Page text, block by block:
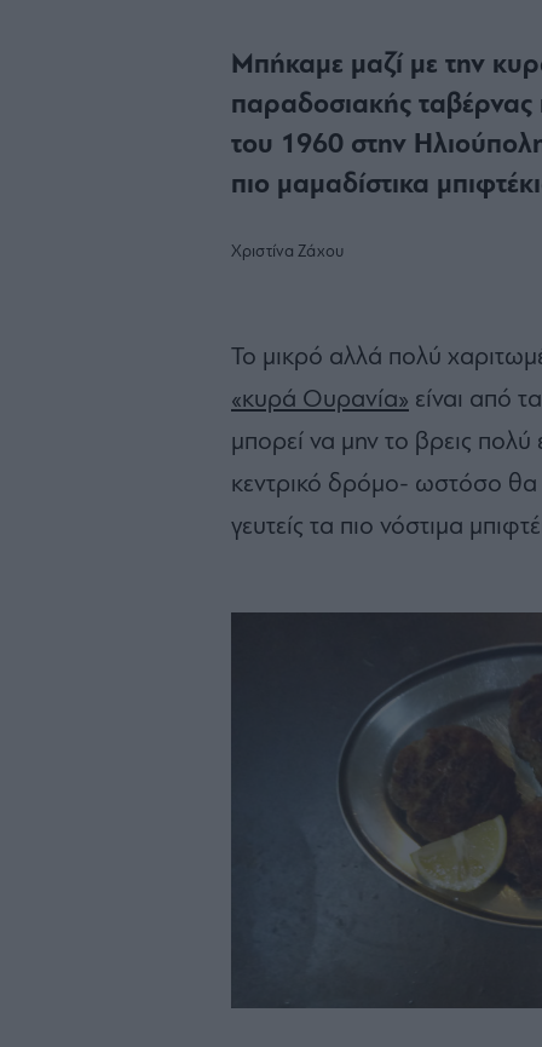
Μπήκαμε μαζί με την
παραδοσιακής ταβέρνας
του 1960 στην
πιο μαμαδίστικα
Χριστίνα Ζάχου
Το μικρό αλλά πολύ
«κυρά Ουρανία» είναι από
μπορεί να μην το βρεις
κεντρικό δρόμο- ωστόσο θα
γευτείς τα πιο νόστιμα